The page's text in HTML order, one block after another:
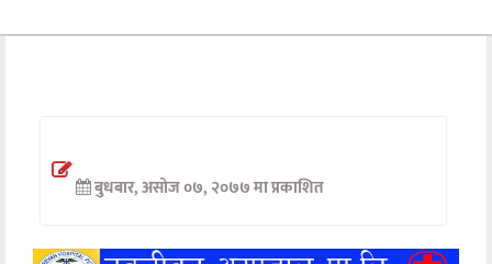
अन्तर्वार्ता
खेलकुद
बुधबार, असोज ०७, २०७७ मा प्रकाशित